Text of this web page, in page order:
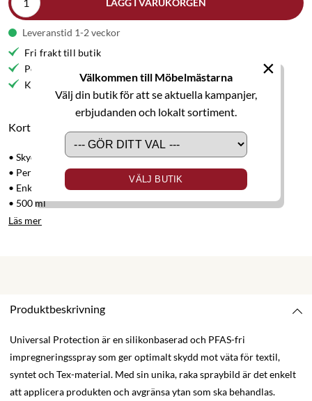
Välkommen till Möbelmästarna
Välj din butik för att se aktuella kampanjer,
erbjudanden och lokalt sortiment.
VÄLJ BUTIK
×
LÄGG I VARUKORGEN
Leveranstid 1-2 veckor
Fri frakt till butik
Personlig service
Kvalitetsmöbler
Kort produktbeskrivning
• Skyddar textilier utomhus mot regn och fukt
• Perfekt för utedynor, parasoller, markiser och tält
• Enkel att applicera
• 500 ml
Läs mer
Produktbeskrivning
Universal Protection är en silikonbaserad och PFAS-fri
impregneringsspray som ger optimalt skydd mot väta för textil,
syntet och Tex-material. Med sin unika, raka spraybild är det enkelt
att applicera produkten och avgränsa ytan som ska behandlas.